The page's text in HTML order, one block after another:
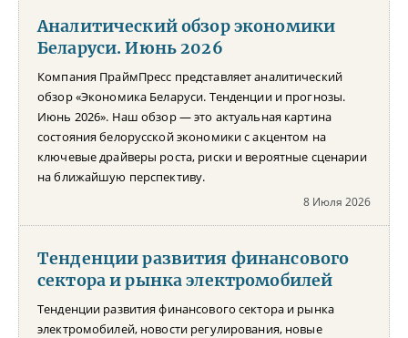
Аналитический обзор экономики
Беларуси. Июнь 2026
Компания ПраймПресс представляет аналитический
обзор «Экономика Беларуси. Тенденции и прогнозы.
Июнь 2026». Наш обзор — это актуальная картина
состояния белорусской экономики с акцентом на
ключевые драйверы роста, риски и вероятные сценарии
на ближайшую перспективу.
8 Июля 2026
Тенденции развития финансового
сектора и рынка электромобилей
Тенденции развития финансового сектора и рынка
электромобилей, новости регулирования, новые